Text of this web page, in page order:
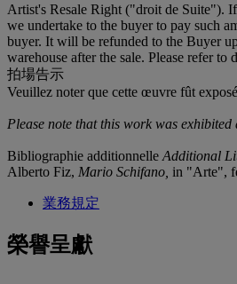
Artist's Resale Right ("droit de Suite").
we undertake to the buyer to pay such
buyer. It will be refunded to the Buyer
warehouse after the sale. Please refer
拍場告示
Veuillez noter que cette œuvre fût
Please note that this work was
Bibliographie additionnelle Additional
Alberto Fiz, Mario Schifano, in "Arte",
業務規定
榮譽呈獻